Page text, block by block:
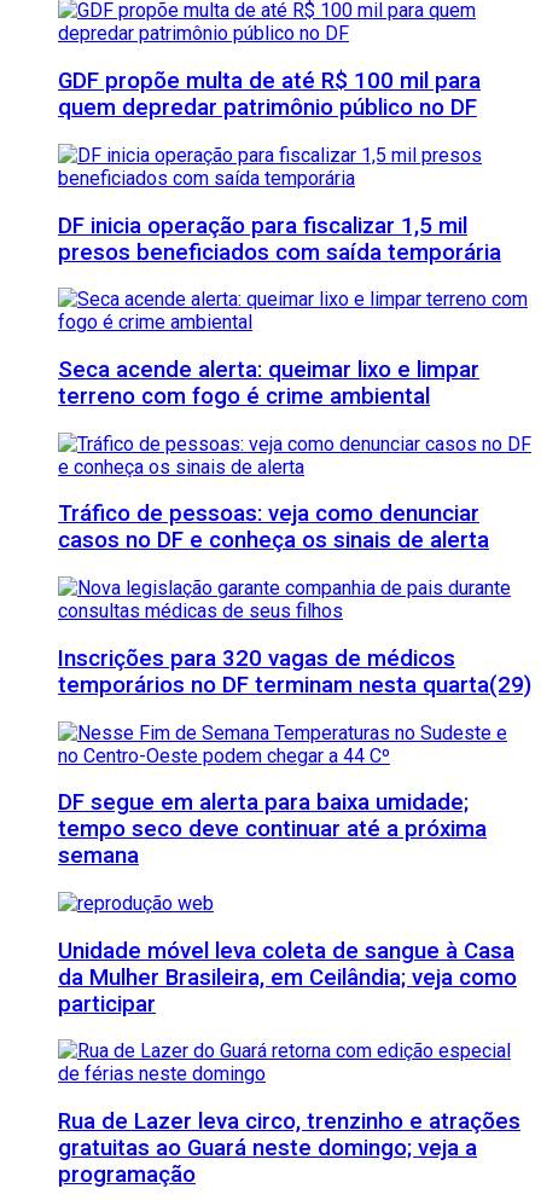
GDF propõe multa de até R$ 100 mil para
quem depredar patrimônio público no DF
DF inicia operação para fiscalizar 1,5 mil
presos beneficiados com saída temporária
Seca acende alerta: queimar lixo e limpar
terreno com fogo é crime ambiental
Tráfico de pessoas: veja como denunciar
casos no DF e conheça os sinais de alerta
Inscrições para 320 vagas de médicos
temporários no DF terminam nesta quarta(29)
DF segue em alerta para baixa umidade;
tempo seco deve continuar até a próxima
semana
Unidade móvel leva coleta de sangue à Casa
da Mulher Brasileira, em Ceilândia; veja como
participar
Rua de Lazer leva circo, trenzinho e atrações
gratuitas ao Guará neste domingo; veja a
programação